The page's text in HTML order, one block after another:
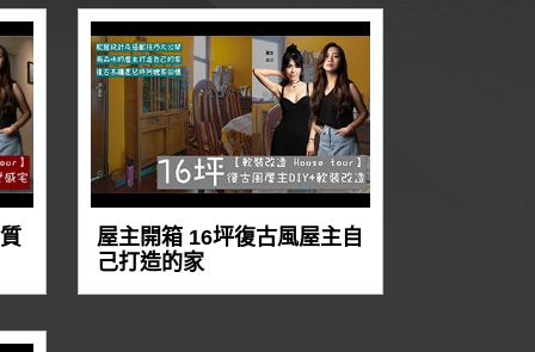
屋主開箱 16坪復古風屋主自
己打造的家